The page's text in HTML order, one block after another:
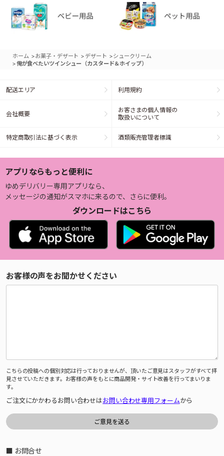
ホーム >お菓子・デザート > デザート >シュークリーム
>俺が食べたいツインシュー（カスタード＆ホイップ）
配送エリア 利用規約
会社概要
お客さまの個人情報の
取扱いについて
特定商取引法に基づく表示 酒類販売管理者標識
アプリならもっと便利に
ゆめデリバリー専用アプリなら、
メッセージの通知がスマホに来るので、さらに便利。
ダウンロードはこちら
お客様の声をお聞かせください
こちらの投稿への個別対応は行っておりませんが、頂いたご意見はスタッフがすべて拝
見させていただきます。お客様の声をもとに商品開発・サイト改善を行ってまいりま
す。
ご注文にかかわるお問い合わせはお問い合わせ専用フォームから
■ お問合せ